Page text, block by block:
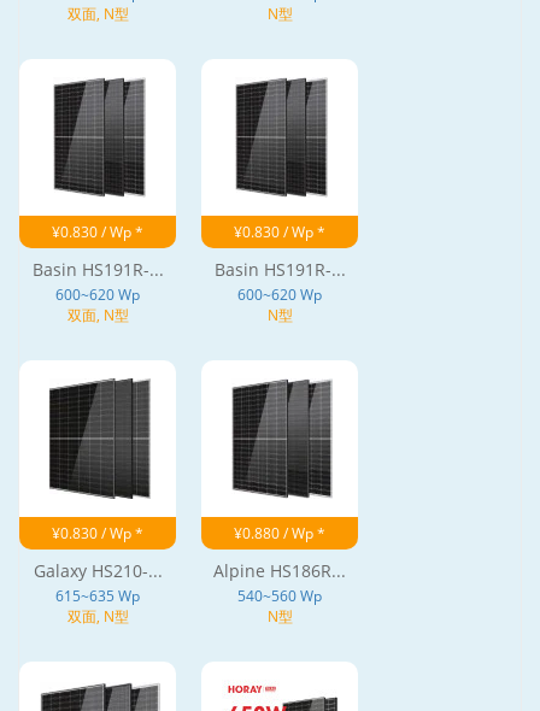
双面, N型
N型
¥0.830 / Wp *
Basin HS191R-...
600~620 Wp
双面, N型
¥0.830 / Wp *
Basin HS191R-...
600~620 Wp
N型
¥0.830 / Wp *
Galaxy HS210-...
615~635 Wp
双面, N型
¥0.880 / Wp *
Alpine HS186R...
540~560 Wp
N型